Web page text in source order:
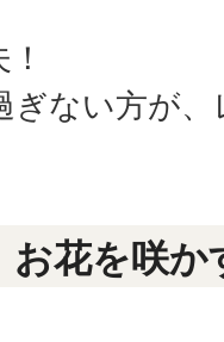
ぎない方が
お花を咲か